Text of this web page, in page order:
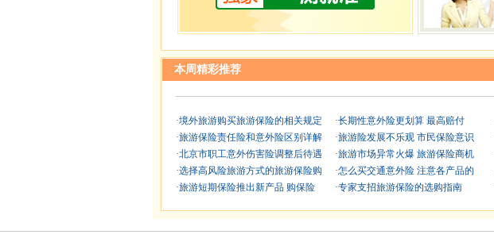
本周精彩推荐
·境外旅游购买旅游保险的相关规定
·旅游保险责任险和意外险区别详解
·北京市职工意外伤害险调整后待遇
·选择高风险旅游方式的旅游保险购
·旅游短期保险推出新产品 购保险
·长期性意外险更划算 最高赔付
·旅游险发展不乐观 市民保险意识
·旅游市场异常火爆 旅游保险商机
·怎么买交通意外险 注意各产品的
·专家支招旅游保险的选购指南